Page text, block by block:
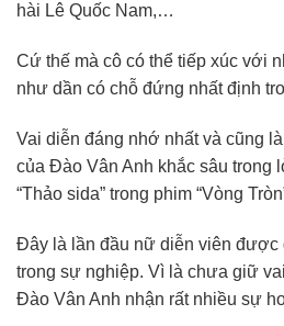
hài Lê Quốc Nam,…
Cứ thế mà cô có thể tiếp xúc với
như dần có chỗ đứng nhất định
Vai diễn đáng nhớ nhất và cũng
của Đào Vân Anh khắc sâu trong
“Thảo sida” trong phim “Vòng
Đây là lần đầu nữ diễn viên được
trong sự nghiệp. Vì là chưa giữ
Đào Vân Anh nhận rất nhiều sự